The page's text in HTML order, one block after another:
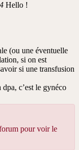
Hello !
(ou une éventuelle
si on est
si une transfusion
c’est le gynéco
pour voir le